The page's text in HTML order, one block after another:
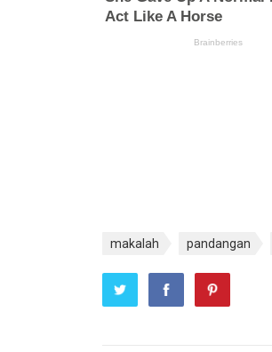
makalah pandangan